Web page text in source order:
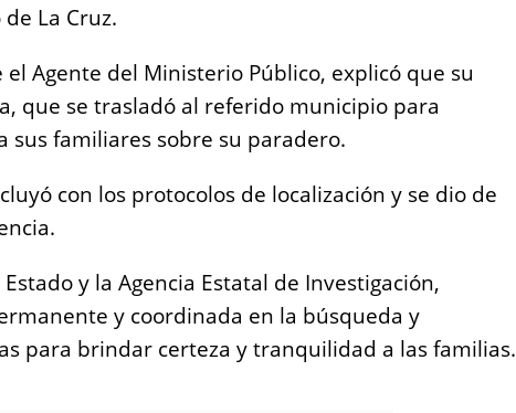
La Cruz.
Agente del Ministerio Público, explicó que su
que se trasladó al referido municipio para
familiares sobre su paradero.
con los protocolos de localización y se dio de
y la Agencia Estatal de Investigación,
y coordinada en la búsqueda y
para brindar certeza y tranquilidad a las familias.